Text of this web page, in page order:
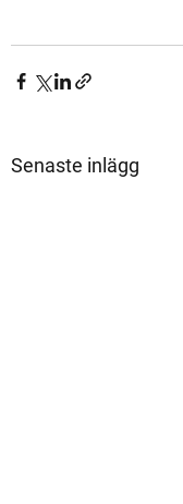
Senaste inlägg